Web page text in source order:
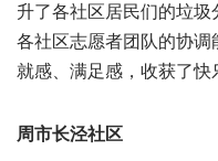
升了各社区居民们的垃
各社区志愿者团队的协
就感、满足感，收获了快
周市长泾社区